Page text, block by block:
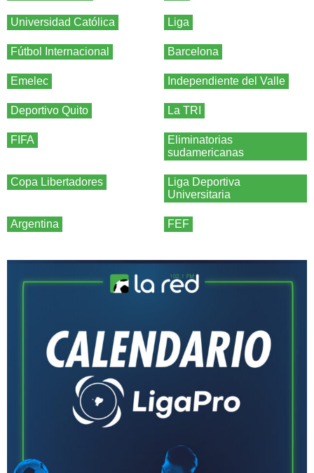
Universidad Católica Liga
Fútbol Internacional Barcelona
Emelec Independiente del Valle
Deportivo Quito La TRI
FIFA
Eliminatorias
sudamericanas
Copa Libertadores
Liga Deportiva
Universitaria
Argentina FEF